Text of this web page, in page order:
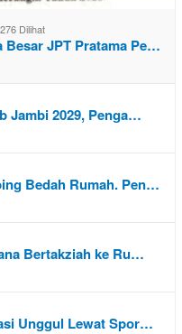
276 Dilihat
Besar JPT Pratama Pe…
Jambi 2029, Penga…
Bedah Rumah. Pen…
Bertakziah ke Ru…
Unggul Lewat Spor…